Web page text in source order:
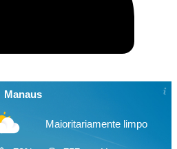
Manaus
Maioritariamente limpo